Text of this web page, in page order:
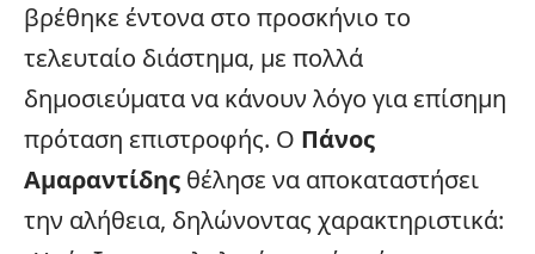
βρέθηκε έντονα στο προσκήνιο το
τελευταίο διάστημα, με πολλά
δημοσιεύματα να κάνουν λόγο για επίσημη
πρόταση επιστροφής. Ο Πάνος
Αμαραντίδης θέλησε να αποκαταστήσει
την αλήθεια, δηλώνοντας χαρακτηριστικά: